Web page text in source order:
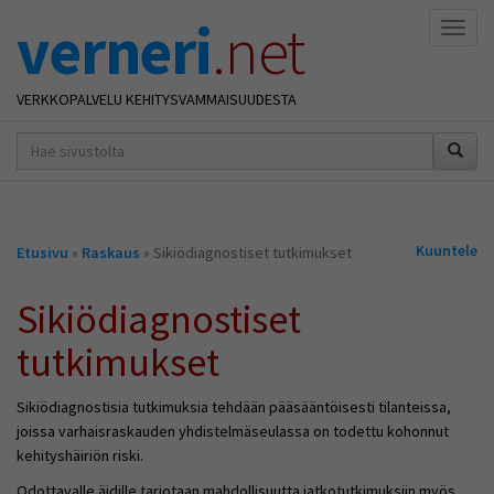
verneri.net
VERKKOPALVELU KEHITYSVAMMAISUUDESTA
hakusana(t)
Olet
Etusivu » Raskaus » Sikiödiagnostiset tutkimukset Kuuntele
Sikiödiagnostiset
tutkimukset
Sikiödiagnostisia tutkimuksia tehdään pääsääntöisesti tilanteissa,
joissa varhaisraskauden yhdistelmäseulassa on todettu kohonnut
kehityshäiriön riski.